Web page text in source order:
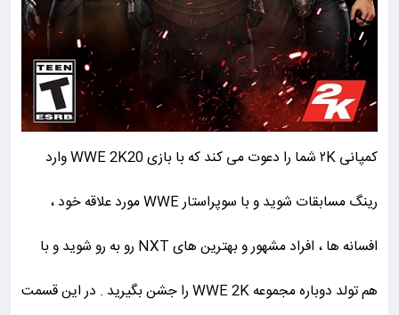
کمپانی ۲K شما را دعوت می کند که با بازی WWE 2K20 وارد
رینگ مسابقات شوید و با سوپراستار WWE مورد علاقه خود ،
افسانه ها ، افراد مشهور و بهترین های NXT رو به رو شوید و با
هم تولد دوباره مجموعه WWE 2K را جشن بگیرید . در این قسمت